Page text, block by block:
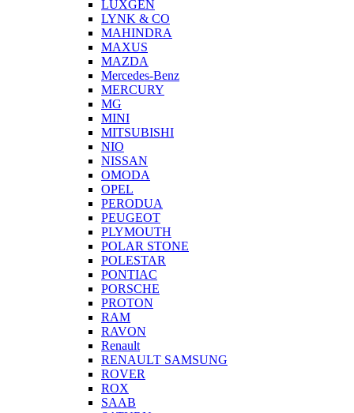
LUXGEN
LYNK & CO
MAHINDRA
MAXUS
MAZDA
Mercedes-Benz
MERCURY
MG
MINI
MITSUBISHI
NIO
NISSAN
OMODA
OPEL
PERODUA
PEUGEOT
PLYMOUTH
POLAR STONE
POLESTAR
PONTIAC
PORSCHE
PROTON
RAM
RAVON
Renault
RENAULT SAMSUNG
ROVER
ROX
SAAB